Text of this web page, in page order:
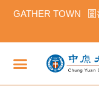
GATHER TOWN